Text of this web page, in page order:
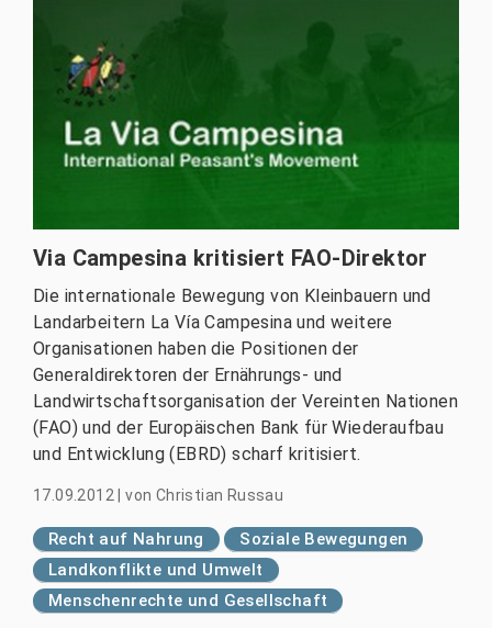
Via Campesina kritisiert FAO-Direktor
Die internationale Bewegung von Kleinbauern und
Landarbeitern La Vía Campesina und weitere
Organisationen haben die Positionen der
Generaldirektoren der Ernährungs- und
Landwirtschaftsorganisation der Vereinten Nationen
(FAO) und der Europäischen Bank für Wiederaufbau
und Entwicklung (EBRD) scharf kritisiert.
17.09.2012 |von Christian Russau
Recht auf Nahrung
Soziale Bewegungen
Landkonflikte und Umwelt
Menschenrechte und Gesellschaft